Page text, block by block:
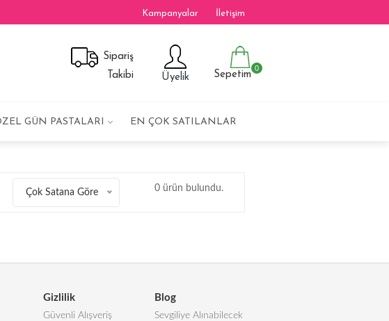
Kampanyalar İletişim
Sipariş
Takibi
Üyelik Sepetim
0
GÜN PASTALARI EN ÇOK SATILANLAR
Çok Satana Göre 0 ürün bulundu.
Gizlilik
Güvenli Alışveriş
Blog
Sevgiliye Alınabilecek